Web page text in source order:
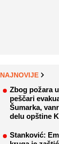
NAJNOVIJE
Zbog požara
peščari
Šumarka,
delu opštine
Stanković: